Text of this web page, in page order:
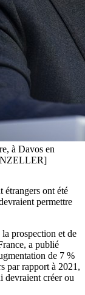
à Davos en
étrangers ont été
permettre
prospection et de
a publié
de 7 %
par rapport à 2021,
devraient créer ou